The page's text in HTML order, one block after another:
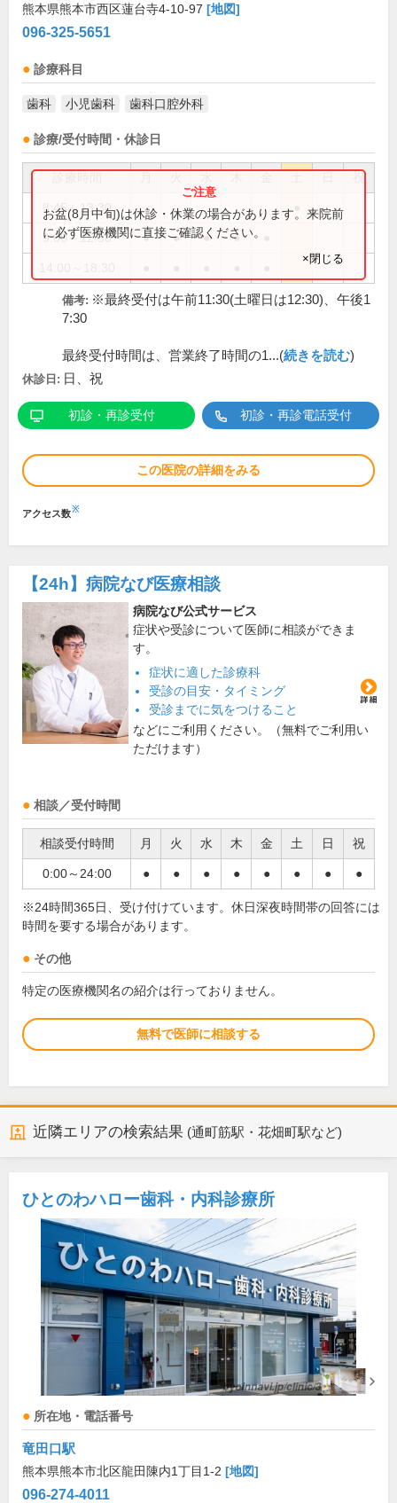
熊本県熊本市西区蓮台寺4-10-97 [地図]
096-325-5651
診療科目
歯科 小児歯科 歯科口腔外科
診療/受付時間・休診日
祝
8:45～13:30
9:00～12:30 ● ● ● ●
お盆(8月中旬)は休診・休業の場合があります。来院前
に必ず医療機関に直接ご確認ください。
×閉じる
備考: ※最終受付は午前11:30(土曜日は12:30)、午後1
7:30
最終受付時間は、営業終了時間の1...(続きを読む)
休診日: 日、祝
初診・再診受付 初診・再診電話受付
この医院の詳細をみる
アクセス数※
【24h】 病院なび医療相談
病院なび公式サービス
症状や受診について医師に相談ができま
す。
症状に適した診療科
受診の目安・タイミング
受診までに気をつけること
などにご利用ください。（無料でご利用い
ただけます）
相談／受付時間
相談受付時間 月 火 水 木 金 土 日 祝
0:00～24:00 ● ● ● ● ● ● ● ●
※24時間365日、受け付けています。休日深夜時間帯の回答には
時間を要する場合があります。
その他
特定の医療機関名の紹介は行っておりません。
無料で医師に相談する
近隣エリアの検索結果 (通町筋駅・花畑町駅など)
ひとのわハロー歯科・内科診療所
所在地・電話番号
竜田口駅
熊本県熊本市北区龍田陳内1丁目1-2 [地図]
096-274-4011